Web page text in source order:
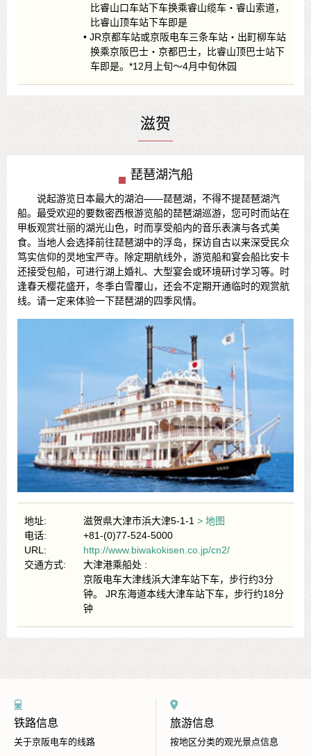
比睿山口车站下车换乘睿山缆车・睿山索道，
比睿山顶车站下车即是
• JR京都车站或京阪电车三条车站・出町柳车站
换乘京阪巴士・京都巴士，比睿山顶巴士站下
车即是。*12月上旬～4月中旬休园
滋贺
琵琶湖汽船
说起游览日本最大的湖泊——琵琶湖，不得不提琵琶湖汽
船。最受欢迎的要数密西根游览船的琵琶湖巡游，您可时而站在
甲板观赏壮丽的湖光山色，时而享受船内的音乐表演与各式美
食。当地人会选择前往琵琶湖中的浮岛，探访自古以来深受民众
笃实信仰的灵地宝严寺。除定期航线外，游览船和宴会船比安卡
还接受包船，可进行湖上婚礼、大型宴会或环境研讨学习等。时
逢春天樱花盛开，冬季白雪覆山，还会不定期开通临时的观赏航
线。请一定来体验一下琵琶湖的四季风情。
地址: 滋贺県大津市浜大津5-1-1 > 地图
电话:
+81-(0)77-524-5000
URL:
http://www.biwakokisen.co.jp/cn2/
交通方式:
大津港乘船处 :
京阪电车大津线浜大津车站下车，步行约3分
钟。 JR东海道本线大津车站下车，步行约18分
钟
铁路信息
关于京阪电车的线路
旅游信息
按地区分类的观光景点信息